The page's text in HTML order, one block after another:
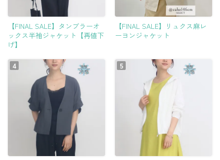
【FINAL SALE】タンブラーオ
ックス半袖ジャケット【再値下
げ】
【FINAL SALE】リュクス麻レ
ーヨンジャケット